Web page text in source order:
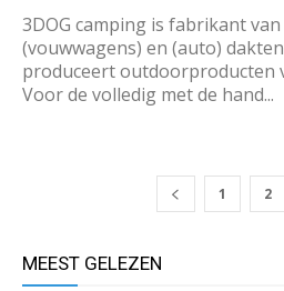
3DOG camping is fabrikant
(vouwwagens) en (auto)
produceert outdoorproducten
Voor de volledig met de hand...
1 2
MEEST GELEZEN